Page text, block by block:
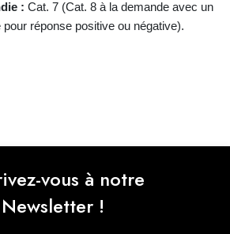
: Cat. 7 (Cat. 8 à la demande avec un
pour réponse positive ou négative).
vous à notre
Newsletter !